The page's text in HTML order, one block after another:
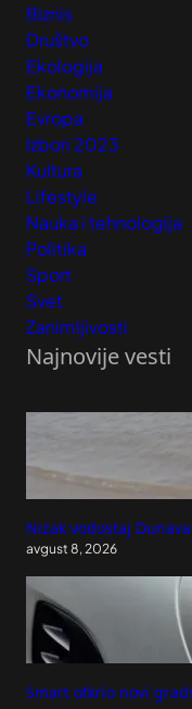
Biznis
Društvo
Ekologija
Ekonomija
Evropa
Izbori 2023
Kultura
Lifestyle
Nauka i tehnologija
Politika
Sport
Svet
Zanimljivosti
Najnovije vesti
Nizak vodostaj
avgust 8, 2026
Smart otkrio novi